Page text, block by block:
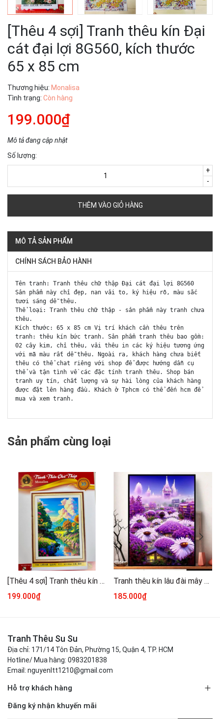
[Thêu 4 sợi] Tranh thêu kín Đại
cát đại lợi 8G560, kích thước
65 x 85 cm
Thương hiệu: Monalisa
Tình trạng: Còn hàng
199.000₫
Mô tả đang cập nhật
Số lượng:
-
+
THÊM VÀO GIỎ HÀNG
MÔ TẢ SẢN PHẨM
CHÍNH SÁCH BẢO HÀNH
Tên tranh: Tranh thêu chữ thập Đại cát đại lợi 8G560
Sản phẩm này chỉ đẹp, nan vải to, ký hiệu rõ, màu sắc
tươi sáng dễ thêu.
Thể loại: Tranh thêu chữ thập - sản phẩm này tranh chưa
thêu.
Kích thước: 65 x 85 cm Vị trí khách cần thêu trên
tranh: thêu kín bức tranh. Sản phẩm tranh thêu bao gồm:
02 cây kim, chỉ thêu, vải thêu in các ký hiệu tương ứng
với mã màu rất dễ thêu. Ngoài ra, khách hàng chưa biết
thêu có thể chat riêng với shop để được hướng dẫn cụ
thể và tận tình về các đặc tính tranh thêu. Shop bán
tranh uy tín, chất lượng và sự hài lòng của khách hàng
được đặt lên hàng đầu. Khách ở Tphcm có thể đến hcm để
mua và xem tranh.
Sản phẩm cùng loại
[Thêu 4 sợi] Tranh thêu kín Phong cảnh mộng mơ 5366, kích thước 60 x 80 cm
199.000₫
Tranh thêu kín lâu đài mây tím J8011, kích thước 60 X 80 CM
185.000₫
Tranh Thêu Su Su
Địa chỉ: 171/14 Tôn Đản, Phường 15, Quận 4, TP. HCM
Hotline/ Mua hàng: 0983201838
Email: nguyenltt1210@gmail.com
Hỗ trợ khách hàng
Đăng ký nhận khuyến mãi